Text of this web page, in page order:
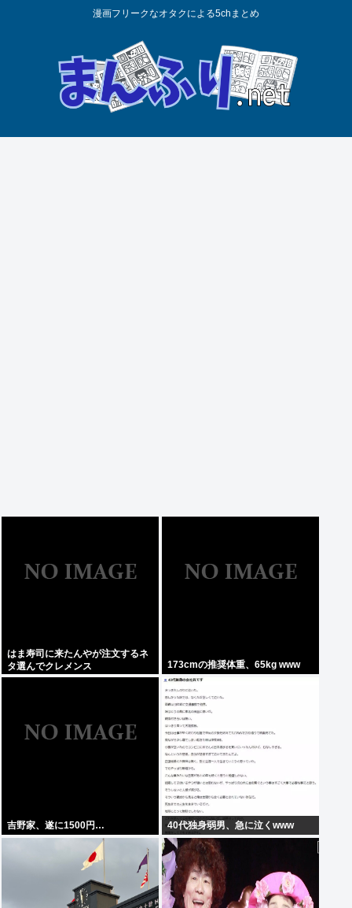
漫画フリークなオタクによる5chまとめ
はま寿司に来たんやが注文するネ
タ選んでクレメンス
173cmの推奨体重、65kg www
吉野家、遂に1500円… 40代独身弱男、急に泣くwww